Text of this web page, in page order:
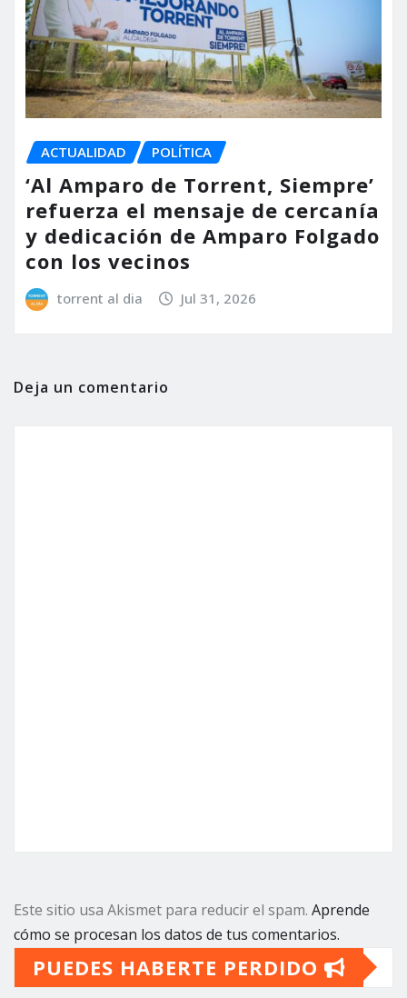
ACTUALIDAD POLÍTICA
‘Al Amparo de Torrent, Siempre’
refuerza el mensaje de cercanía
y dedicación de Amparo Folgado
con los vecinos
torrent al dia Jul 31, 2026
Deja un comentario
Este sitio usa Akismet para reducir el spam. Aprende
cómo se procesan los datos de tus comentarios.
PUEDES HABERTE PERDIDO